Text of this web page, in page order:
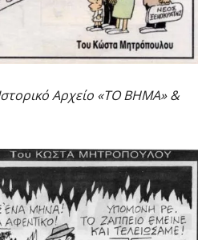
Αρχείο «ΤΟ ΒΗΜΑ» &